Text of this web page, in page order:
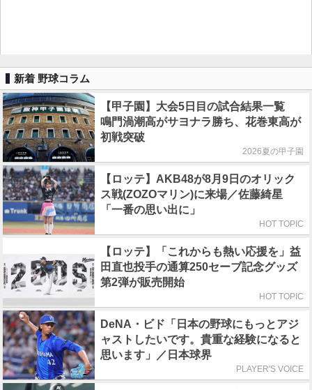
新着 野球コラム
【甲子園】大会5日目の試合結果一覧
鳴門渦潮高がサヨナラ勝ち、花巻東高が
初戦突破
2026夏の甲子園
【ロッテ】AKB48が8月9日のオリック
ス戦(ZOZOマリン)に来場／佐藤綺星
「一番の思い出に」
HOT TOPIC
【ロッテ】「これからも熱い応援を」益
田直也投手の通算250セーブ記念グッズ
第2弾が販売開始
HOT TOPIC
DeNA・ビド「日本の野球にもっとアジ
ャストしたいです。貴重な経験になると
思います」／日本球界
PLAYER'S VOICE